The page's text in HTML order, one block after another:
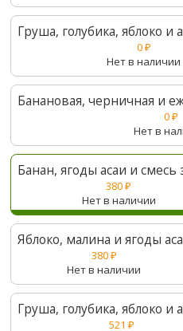
Груша, голубика, яблоко и
0₽
Нет в наличии
Банановая, черничная и
0₽
Нет в
Банан, ягоды асаи и смесь
380₽
Нет в наличии
Яблоко, малина и ягоды
380₽
Нет в наличии
Груша, голубика, яблоко и
521 ₽